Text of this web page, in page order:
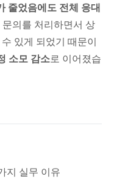
줄었음에도 전체 응대
의를 처리하면서 상
있게 되었기 때문이
소모 감소로 이어졌습
지 실무 이유